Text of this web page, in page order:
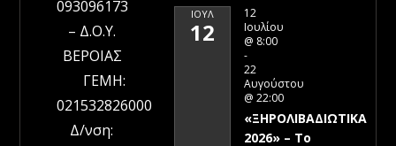
093096173
– Δ.Ο.Υ.
ΒΕΡΟΙΑΣ
ΓΕΜΗ:
021532826000
Δ/νση:
ΙΟΎΛ
12
12
Ιουλίου
@ 8:00
-
22
Αυγούστου
@ 22:00
«ΞΗΡΟΛΙΒΑΔΙΩΤΙΚΑ
2026» – To